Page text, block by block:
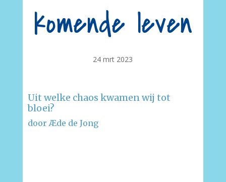
komende leven
24 mrt 2023
Uit welke chaos kwamen wij tot
bloei?
door Æde de Jong